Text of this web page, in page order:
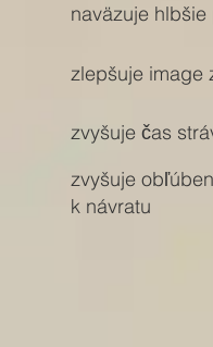
naväzuje
zlepšuje image
zvyšuje čas
zvyšuje
k návratu